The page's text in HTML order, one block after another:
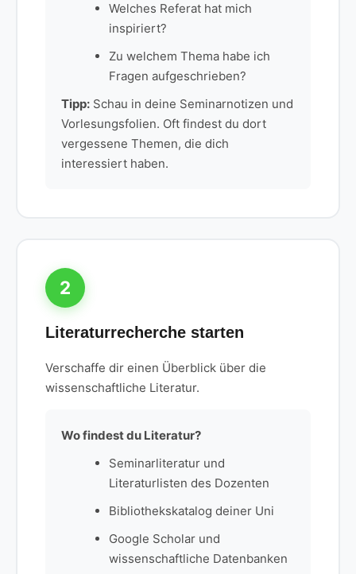
Welches Referat hat mich
inspiriert?
Zu welchem Thema habe ich
Fragen aufgeschrieben?
Tipp: Schau in deine Seminarnotizen und
Vorlesungsfolien. Oft findest du dort
vergessene Themen, die dich
interessiert haben.
2
Literaturrecherche starten
Verschaffe dir einen Überblick über die
wissenschaftliche Literatur.
Wo findest du Literatur?
Seminarliteratur und
Literaturlisten des Dozenten
Bibliothekskatalog deiner Uni
Google Scholar und
wissenschaftliche Datenbanken